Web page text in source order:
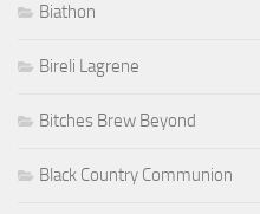
Biathon
Bireli Lagrene
Bitches Brew Beyond
Black Country Communion